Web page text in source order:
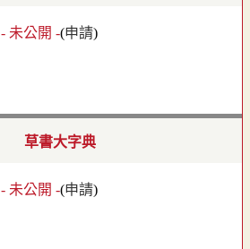
- 未公開 -(申請)
草書大字典
- 未公開 -(申請)